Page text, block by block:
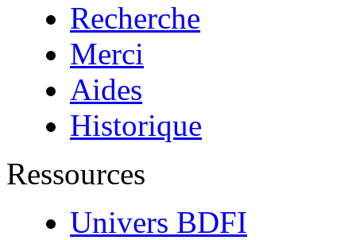
Recherche
Merci
Aides
Historique
Ressources
Univers BDFI